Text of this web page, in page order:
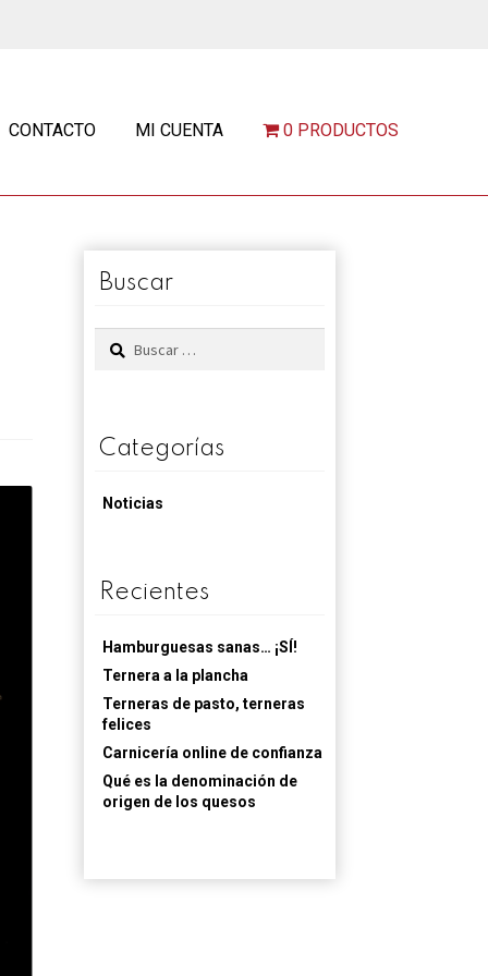
CONTACTO MI CUENTA 0 PRODUCTOS
Buscar
Buscar:
Categorías
Noticias
Recientes
Hamburguesas sanas… ¡SÍ!
Ternera a la plancha
Terneras de pasto, terneras
felices
Carnicería online de confianza
Qué es la denominación de
origen de los quesos